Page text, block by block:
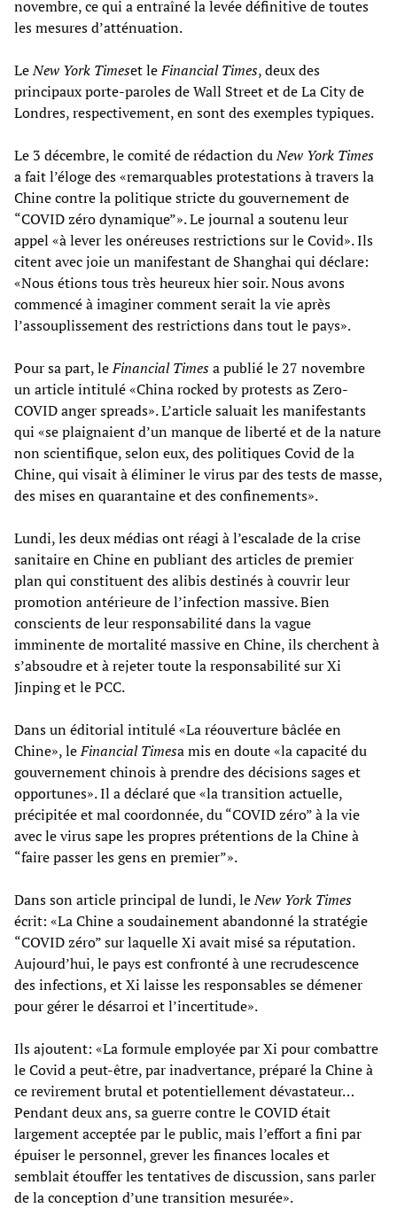
novembre, ce qui a entraîné la levée définitive de toutes
les mesures d’atténuation.
LeNew York Timeset leFinancial Times, deux des
principaux porte-paroles de Wall Street et de La City de
Londres, respectivement, en sont des exemples typiques.
Le 3 décembre, le comité de rédaction duNew York Times
a fait l’éloge des «remarquables protestations à travers la
Chine contre la politique stricte du gouvernement de
“COVID zéro dynamique”». Le journal a soutenu leur
appel «à lever les onéreuses restrictions sur le Covid». Ils
citent avec joie un manifestant de Shanghai qui déclare:
«Nous étions tous très heureux hier soir. Nous avons
commencé à imaginer comment serait la vie après
l’assouplissement des restrictions dans tout le pays».
Pour sa part, leFinancial Timesa publié le 27 novembre
un article intitulé «China rocked by protests as Zero-
COVID anger spreads». L’article saluait les manifestants
qui «se plaignaient d’un manque de liberté et de la nature
non scientifique, selon eux, des politiques Covid de la
Chine, qui visait à éliminer le virus par des tests de masse,
des mises en quarantaine et des confinements».
Lundi, les deux médias ont réagi à l’escalade de la crise
sanitaire en Chine en publiant des articles de premier
plan qui constituent des alibis destinés à couvrir leur
promotion antérieure de l’infection massive. Bien
conscients de leur responsabilité dans la vague
imminente de mortalité massive en Chine, ils cherchent à
s’absoudre et à rejeter toute la responsabilité sur Xi
Jinping et le PCC.
Dans un éditorial intitulé «La réouverture bâclée en
Chine», leFinancial Timesa mis en doute «la capacité du
gouvernement chinois à prendre des décisions sages et
opportunes». Il a déclaré que «la transition actuelle,
précipitée et mal coordonnée, du “COVID zéro” à la vie
avec le virus sape les propres prétentions de la Chine à
“faire passer les gens en premier”».
Dans son article principal de lundi, leNew York Times
écrit: «La Chine a soudainement abandonné la stratégie
“COVID zéro” sur laquelle Xi avait misé sa réputation.
Aujourd’hui, le pays est confronté à une recrudescence
des infections, et Xi laisse les responsables se démener
pour gérer le désarroi et l’incertitude».
Ils ajoutent: «La formule employée par Xi pour combattre
le Covid a peut-être, par inadvertance, préparé la Chine à
ce revirement brutal et potentiellement dévastateur…
Pendant deux ans, sa guerre contre le COVID était
largement acceptée par le public, mais l’effort a fini par
épuiser le personnel, grever les finances locales et
semblait étouffer les tentatives de discussion, sans parler
de la conception d’une transition mesurée».